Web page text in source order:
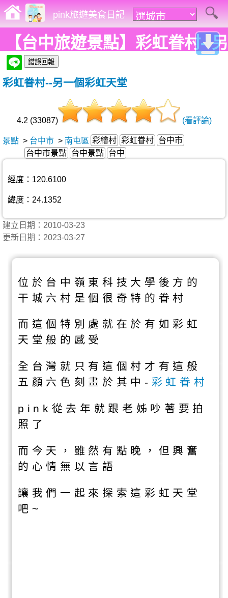
pink旅遊美食日記
【台中旅遊景點】彩虹眷村--另
彩虹眷村--另一個彩虹天堂
4.2 (33087) (看評論)
景點 > 台中市 > 南屯區 彩繪村 彩虹眷村 台中市
台中市景點 台中景點 台中
經度：120.6100
緯度：24.1352
建立日期：2010-03-23
更新日期：2023-03-27
位於台中嶺東科技大學後方的
干城六村是個很奇特的眷村
而這個特別處就在於有如彩虹
天堂般的感受
全台灣就只有這個村才有這般
五顏六色刻畫於其中- 彩虹眷村
pink從去年就跟老姊吵著要拍
照了
而今天，雖然有點晚，但興奮
的心情無以言語
讓我們一起來探索這彩虹天堂
吧~